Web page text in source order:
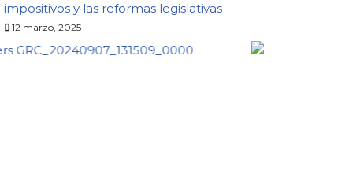
impositivos y las reformas legislativas
12 marzo, 2025